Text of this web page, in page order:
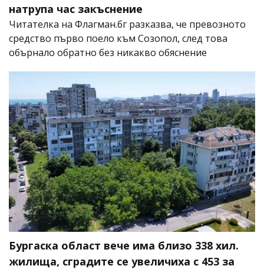
натрупа час закъснение
Читателка на Флагман.бг разказва, че превозното
средство първо поело към Созопол, след това
обърнало обратно без никакво обяснение
Бургаска област вече има близо 338 хил.
жилища, сградите се увеличиха с 453 за